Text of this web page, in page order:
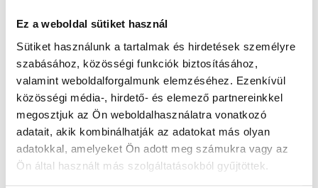
Ez a weboldal sütiket használ
Sütiket használunk a tartalmak és hirdetések személyre
szabásához, közösségi funkciók biztosításához,
valamint weboldalforgalmunk elemzéséhez. Ezenkívül
közösségi média-, hirdető- és elemező partnereinkkel
megosztjuk az Ön weboldalhasználatra vonatkozó
adatait, akik kombinálhatják az adatokat más olyan
adatokkal, amelyeket Ön adott meg számukra vagy az
Ön által használt más szolgáltatásokból gyűjtöttek.
Főoldal Orvosok Radiológus
Radiológus, Székesfehérvár Dr. Ferencz Judit